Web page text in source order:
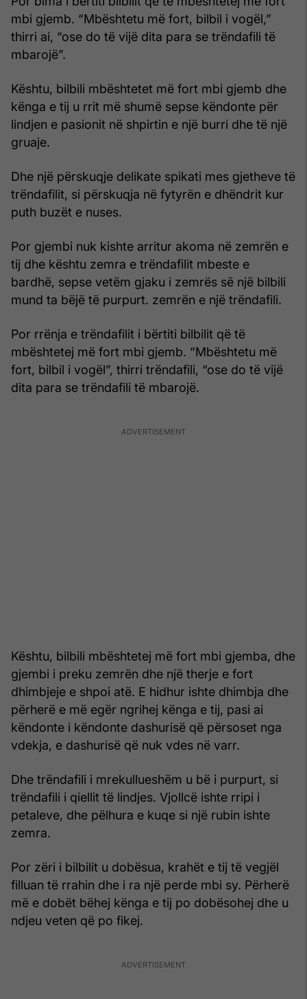
mbi gjemb. “Mbështetu më fort, bilbil i vogël,”
thirri ai, “ose do të vijë dita para se trëndafili të
mbarojë”.
Kështu, bilbili mbështetet më fort mbi gjemb dhe
kënga e tij u rrit më shumë sepse këndonte për
lindjen e pasionit në shpirtin e një burri dhe të një
gruaje.
Dhe një përskuqje delikate spikati mes gjetheve të
trëndafilit, si përskuqja në fytyrën e dhëndrit kur
puth buzët e nuses.
Por gjembi nuk kishte arritur akoma në zemrën e
tij dhe kështu zemra e trëndafilit mbeste e
bardhë, sepse vetëm gjaku i zemrës së një bilbili
mund ta bëjë të purpurt. zemrën e një trëndafili.
Por rrënja e trëndafilit i bërtiti bilbilit që të
mbështetej më fort mbi gjemb. “Mbështetu më
fort, bilbil i vogël”, thirri trëndafili, “ose do të vijë
dita para se trëndafili të mbarojë.
Kështu, bilbili mbështetej më fort mbi gjemba, dhe
gjembi i preku zemrën dhe një therje e fort
dhimbjeje e shpoi atë. E hidhur ishte dhimbja dhe
përherë e më egër ngrihej kënga e tij, pasi ai
këndonte i këndonte dashurisë që përsoset nga
vdekja, e dashurisë që nuk vdes në varr.
Dhe trëndafili i mrekullueshëm u bë i purpurt, si
trëndafili i qiellit të lindjes. Vjollcë ishte rripi i
petaleve, dhe pëlhura e kuqe si një rubin ishte
zemra.
Por zëri i bilbilit u dobësua, krahët e tij të vegjël
filluan të rrahin dhe i ra një perde mbi sy. Përherë
më e dobët bëhej kënga e tij po dobësohej dhe u
ndjeu veten që po fikej.